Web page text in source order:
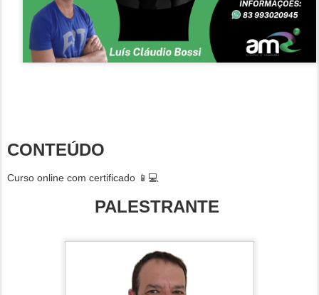
CONTEÚDO
Curso online com certificado 📱💻
PALESTRANTE